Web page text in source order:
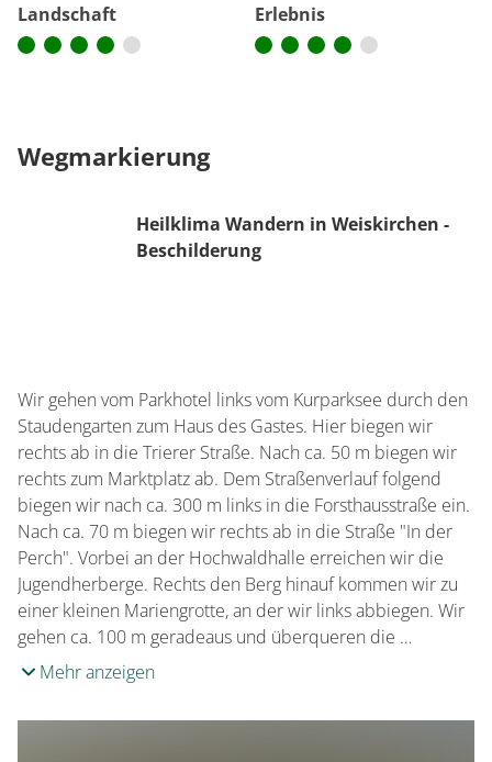
Landschaft Erlebnis
Wegmarkierung
Heilklima Wandern in Weiskirchen -
Beschilderung
Wir gehen vom Parkhotel links vom Kurparksee durch den
Staudengarten zum Haus des Gastes. Hier biegen wir
rechts ab in die Trierer Straße. Nach ca. 50 m biegen wir
rechts zum Marktplatz ab. Dem Straßenverlauf folgend
biegen wir nach ca. 300 m links in die Forsthausstraße ein.
Nach ca. 70 m biegen wir rechts ab in die Straße "In der
Perch". Vorbei an der Hochwaldhalle erreichen wir die
Jugendherberge. Rechts den Berg hinauf kommen wir zu
einer kleinen Mariengrotte, an der wir links abbiegen. Wir
gehen ca. 100 m geradeaus und überqueren die …
Mehr anzeigen